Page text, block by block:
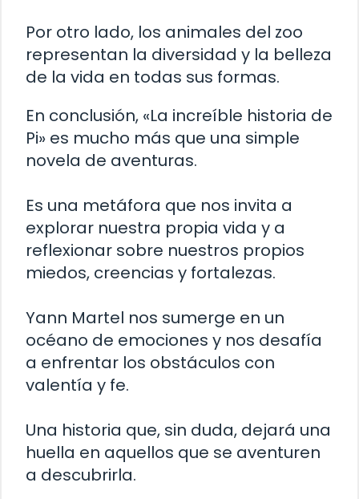
Por otro lado, los animales del zoo
representan la diversidad y la belleza
de la vida en todas sus formas.
En conclusión, «La increíble historia de
Pi» es mucho más que una simple
novela de aventuras.
Es una metáfora que nos invita a
explorar nuestra propia vida y a
reflexionar sobre nuestros propios
miedos, creencias y fortalezas.
Yann Martel nos sumerge en un
océano de emociones y nos desafía
a enfrentar los obstáculos con
valentía y fe.
Una historia que, sin duda, dejará una
huella en aquellos que se aventuren
a descubrirla.